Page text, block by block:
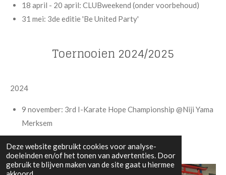
Deze website gebruikt cookies voor analyse-
doeleinden en/of het tonen van advertenties. Door
gebruik te blijven maken van de site gaat u hiermee
18 april - 20 april: CLUBweekend (onder voorbehoud)
31 mei: 3de editie 'Be United Party'
Toernooien 2024/2025
2024
9 november: 3rd I-Karate Hope Championship @Niji Yama
Merksem